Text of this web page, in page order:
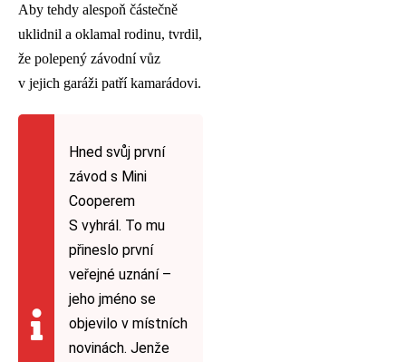
Aby tehdy alespoň částečně
uklidnil a oklamal rodinu, tvrdil,
že polepený závodní vůz
v jejich garáži patří kamarádovi.
Hned svůj první
závod s Mini
Cooperem
S vyhrál. To mu
přineslo první
veřejné uznání –
jeho jméno se
objevilo v místních
novinách. Jenže